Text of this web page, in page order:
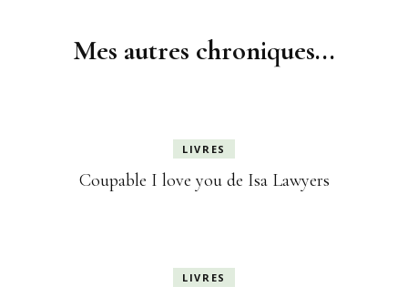
Mes autres chroniques...
LIVRES
Coupable I love you de Isa Lawyers
LIVRES